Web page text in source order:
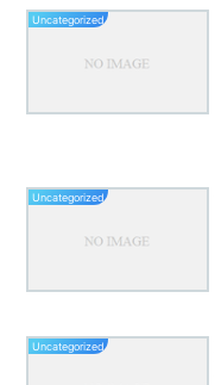
Uncategorized
Uncategorized
Uncategorized